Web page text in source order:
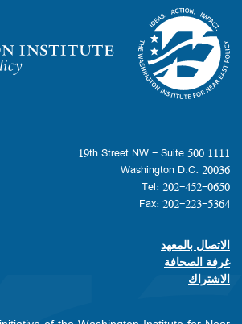
Homepage
1111 19th Street NW - Suite 500
Washington D.C. 20036
Tel: 202-452-0650
Fax: 202-223-5364
Footer contact links
الاتصال بالمعهد
غرفة الصحافة
الاشتراك